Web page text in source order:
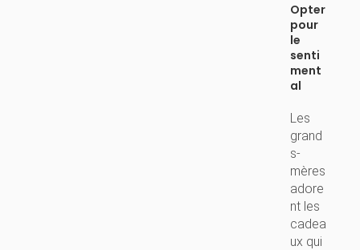
Opter
pour
le
senti
ment
al
Les
grand
s-
mères
adore
nt les
cadea
ux qui